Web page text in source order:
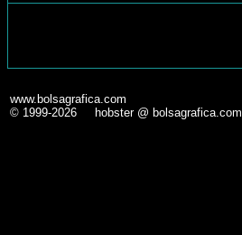
www.bolsagrafica.com
© 1999-2026 hobster @ bolsagrafica.com